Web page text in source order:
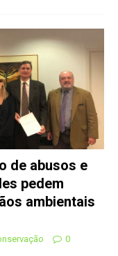
de abusos e
pedem
ambientais
0